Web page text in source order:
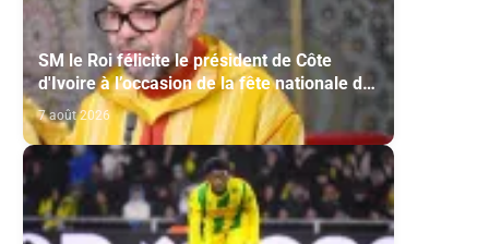
SM le Roi félicite le président de Côte
d'Ivoire à l’occasion de la fête nationale de
son pays
7 août 2026